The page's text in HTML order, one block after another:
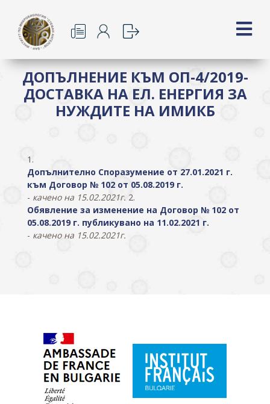
ДОПЪЛНЕНИЕ КЪМ ОП-4/2019-
ДОСТАВКА НА ЕЛ. ЕНЕРГИЯ ЗА
НУЖДИТЕ НА ИМИКБ
1.
Допълнително Споразумение от 27.01.2021 г.
към Договор № 102 от 05.08.2019 г.
- качено на 15.02.2021г. 2.
Обявление за изменение на Договор № 102 от
05.08.2019 г. публикувано на 11.02.2021 г.
- качено на 15.02.2021г.